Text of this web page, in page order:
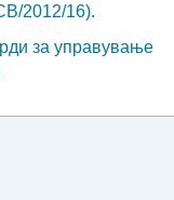
2012/16).
за управување